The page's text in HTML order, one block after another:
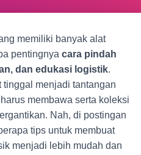
memiliki banyak alat
pentingnya cara pindah
dan edukasi logistik.
menjadi tantangan
membawa serta koleksi
Nah, di postingan
tips untuk membuat
menjadi lebih mudah dan